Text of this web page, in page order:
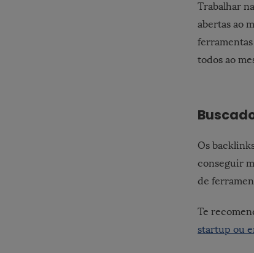
Trabalhar
abertas ao
todos ao
Os
conseguir
de
Te
startup ou